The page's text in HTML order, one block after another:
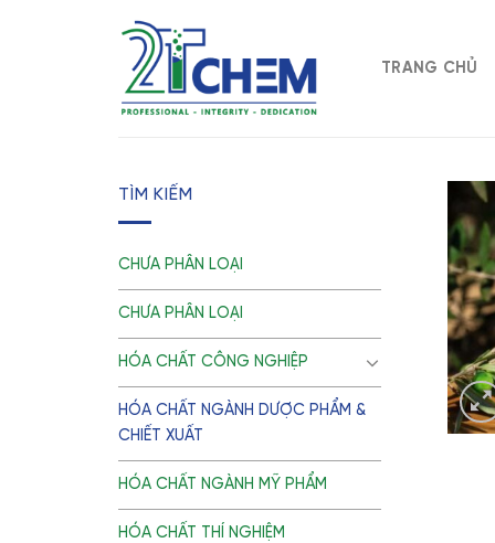
TRANG CHỦ
TÌM KIẾM
CHƯA PHÂN LOẠI
CHƯA PHÂN LOẠI
HÓA CHẤT CÔNG NGHIỆP
HÓA CHẤT NGÀNH DƯỢC PHẨM &
CHIẾT XUẤT
HÓA CHẤT NGÀNH MỸ PHẨM
HÓA CHẤT THÍ NGHIỆM